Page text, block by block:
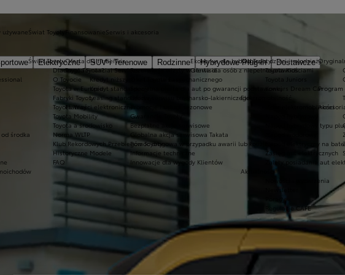
Elektryczne SUV i Terenowe Rodzinne Hybrydowe Plug-in
Dostawcze
Ekobonus dla hybryd Toyoty
Oferta dla osób z niepełnosprawnościami
środka
używaneŚwiat Toyoty
Świat Toyoty
Dlaczego Toyota?
O Toyocie
Toyota w Europie
Fabryki Toyoty
Toyota Way
Toyota Mobility
Toyota a środowisko
Norma WLTP
Klub Rekordowych Przebiegów Toyoty
Historyczne Modele
FAQ
Kluby dla dzieci i młodzieży
Toyota Kids
Toyota Juniors
Konkurs Dream Car
Elektromobilność
Lider elektromobilności
Napęd hybrydowy typu
Napęd elektryczny na
Zasięg aut elektrycznych
Zalety posiadania aut
Aktualności
Nowości i wydarzenia
Porady
Regulacje CAFE
Finansowanie
Oferta dla firm
Toyota Financial Services
Kredyt niższych rat Toyota Easy
Kredyt standardowy
Leasing standardowy
Płatności elektroniczne
Serwis i akcesoria
Serwis
Rezerwacja wizyty w serwisie
Oferta serwisu mechanicznego
Specjalna oferta dla aut po gwarancji podstawowej
Oferta serwisu blacharsko-lakierniczego
Promocje i usługi sezonowe
Gwarancje Toyoty
Bezpłatne akcje serwisowe
Globalna akcja serwisowa Takata
Pomoc drogowa w przypadku awarii lub kolizji
Informacje techniczne
Innowacje dla wygody Klientów